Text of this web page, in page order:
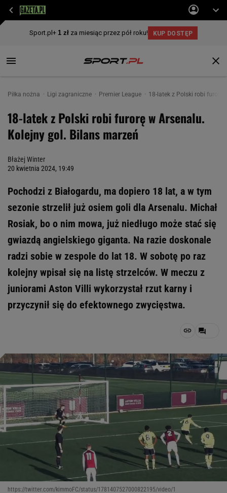
Piłka nożna Ligi zagraniczne Premier League 18-latek z Polski robi furorę
18-latek z Polski robi furorę w Arsenalu.
Kolejny gol. Bilans marzeń
Błażej Winter
20 kwietnia 2024, 19:49
Pochodzi z Białogardu, ma dopiero 18 lat, a w tym
sezonie strzelił już osiem goli dla Arsenalu. Michał
Rosiak, bo o nim mowa, już niedługo może stać się
gwiazdą angielskiego giganta. Na razie doskonale
radzi sobie w zespole do lat 18. W sobotę po raz
kolejny wpisał się na listę strzelców. W meczu z
juniorami Aston Villi wykorzystał rzut karny i
przyczynił się do efektownego zwycięstwa.
https://twitter.com/kimmoFC/status/1781407527000822195/video/1